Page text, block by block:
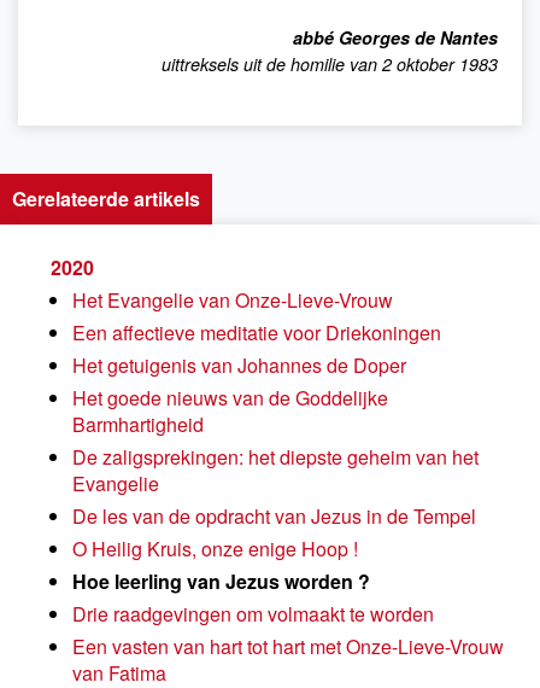
abbé Georges de Nantes
uittreksels uit de homilie van 2 oktober 1983
Gerelateerde artikels
2020
Het Evangelie van Onze-Lieve-Vrouw
Een affectieve meditatie voor Driekoningen
Het getuigenis van Johannes de Doper
Het goede nieuws van de Goddelijke
Barmhartigheid
De zaligsprekingen: het diepste geheim van het
Evangelie
De les van de opdracht van Jezus in de Tempel
O Heilig Kruis, onze enige Hoop !
Hoe leerling van Jezus worden ?
Drie raadgevingen om volmaakt te worden
Een vasten van hart tot hart met Onze-Lieve-Vrouw
van Fatima